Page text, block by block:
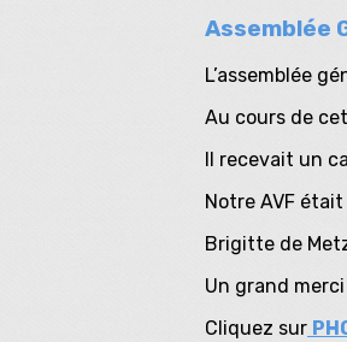
Assemblée
L’assemblée
Au cours de
Il recevait un
Notre AVF
Brigitte de
Un grand
Cliquez sur